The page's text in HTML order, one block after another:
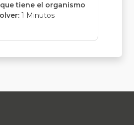
tiene el organismo
1 Minutos